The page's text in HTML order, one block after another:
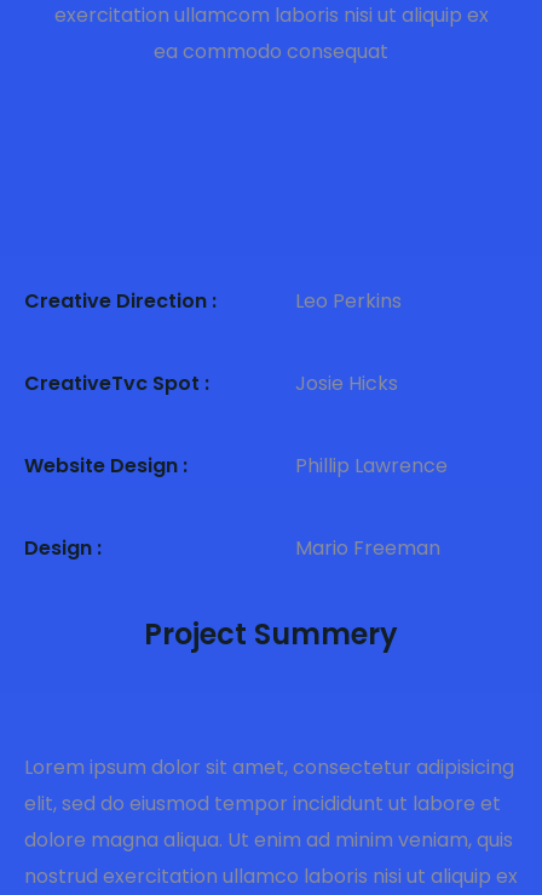
exercitation ullamcom laboris nisi ut aliquip ex
ea commodo consequat
Creative Direction :
CreativeTvc Spot :
Website Design :
Design :
Leo Perkins
Josie Hicks
Phillip Lawrence
Mario Freeman
Project Summery
Lorem ipsum dolor sit amet, consectetur adipisicing
elit, sed do eiusmod tempor incididunt ut labore et
dolore magna aliqua. Ut enim ad minim veniam, quis
nostrud exercitation ullamco laboris nisi ut aliquip ex